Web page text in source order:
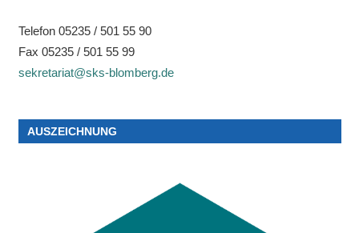
Telefon 05235 / 501 55 90
Fax 05235 / 501 55 99
sekretariat@sks-blomberg.de
AUSZEICHNUNG